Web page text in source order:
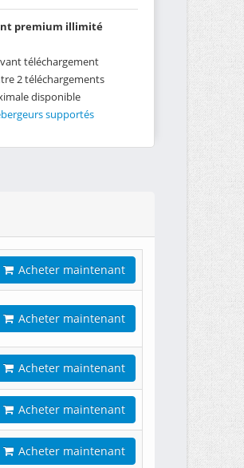
premium illimité
téléchargement
2 téléchargements
disponible
supportés
Acheter maintenant
Acheter maintenant
Acheter maintenant
Acheter maintenant
Acheter maintenant